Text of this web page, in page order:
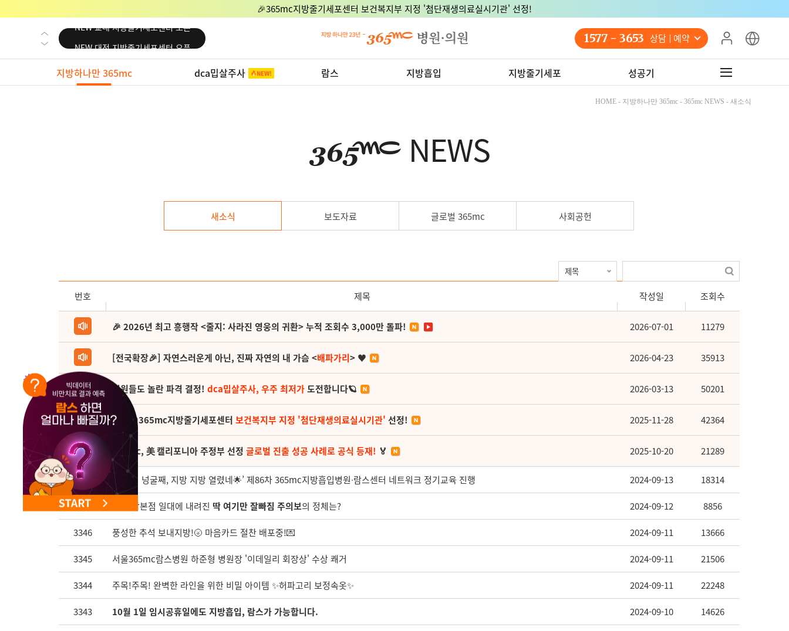
🎉365mc지방줄기세포센터 보건복지부 지정 '첨단재생의료실시기관' 선정!
NEW 교대 지방줄기세포센터 오픈
NEW 노원 지방줄기세포센터 오픈
NEW 미국 LA점 오픈
NEW 미국 LA점 오픈
1577 - 3653 상담 예약
지방하나만 365mc dca밉살주사 람스 지방흡입 지방줄기세포 성공기
HOME - 지방하나만 365mc - 365mc NEWS - 새소식
NEWS
새소식 보도자료 글로벌 365mc 사회공헌
번호 제목 작성일 조회수
🎉 2026년 최고 흥행작 <줄지: 사라진 영웅의 귀환> 누적 조회수 3,000만 돌파! 2026-07-01 11279
[전국확장🎉] 자연스러운게 아닌, 진짜 자연의 내 가슴 <배파가리> ♥ 2026-04-23 35913
직원들도 놀란 파격 결정! dca밉살주사, 우주 최저가도전합니다🪐 2026-03-13 50201
(축) 🎉365mc지방줄기세포센터 보건복지부 지정 '첨단재생의료실시기관' 선정! 2025-11-28 42364
365mc, 美 캘리포니아 주정부 선정 글로벌 진출 성공 사례로 공식 등재! 🏅 2025-10-20 21289
3348 ‘지방이 넝굴째, 지방 지방 열렸네🌟’ 제86차 365mc지방흡입병원∙람스센터 네트워크 정기교육 진행 2024-09-13 18314
3347 📢 강남본점 일대에 내려진 딱 여기만 잘빠짐 주의보의 정체는? 2024-09-12 8856
3346 풍성한 추석 보내지방!🌝 마음카드 절찬 배포중!💌 2024-09-11 13666
3345 서울365mc람스병원 하준형 병원장 '이데일리 회장상' 수상 쾌거 2024-09-11 21506
3344 주목!주목! 완벽한 라인을 위한 비밀 아이템 ✨허파고리 보정속옷✨ 2024-09-11 22248
3343 10월 1일 임시공휴일에도 지방흡입, 람스가 가능합니다. 2024-09-10 14626